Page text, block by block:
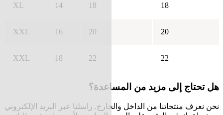
XL 14 18 18
XXL 16 20 20
XXL 18 22 22
هل تحتاج إلى مزيد من المساعدة؟
نحن نعرف منتجاتنا من الداخل والخارج. راسلنا عبر البريد الإلكتروني